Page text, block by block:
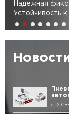
Надежная
Устойчивость к
2